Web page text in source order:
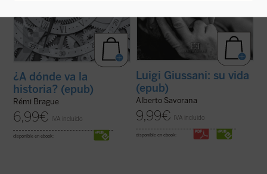
¿A dónde va la
historia? (epub)
Rémi Brague
6,99€ IVA incluido
disponible en ebook:
Luigi Giussani: su vida
(epub)
Alberto Savorana
9,99€ IVA incluido
disponible en ebook: